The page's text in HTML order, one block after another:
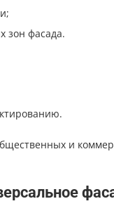
зон фасада.
и